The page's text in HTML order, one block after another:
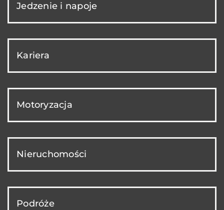
Jedzenie i napoje
Kariera
Motoryzacja
Nieruchomości
Podróże